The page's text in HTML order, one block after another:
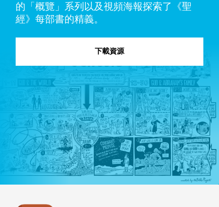
的「概覽」系列以及視頻海報探索了《聖
經》每部書的精義。
下載資源